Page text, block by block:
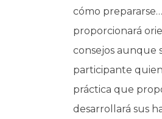
cómo
proporcionará
consejos aunque
participante
práctica que
desarrollará sus